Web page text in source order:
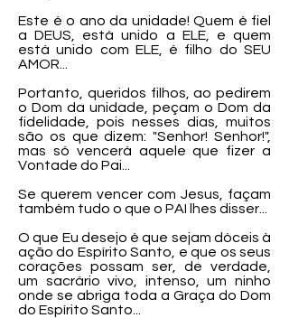
Este é o ano da unidade! Quem é fiel
a DEUS, está unido a ELE, e quem
está unido com ELE, é filho do SEU
AMOR...
Portanto, queridos filhos, ao pedirem
o Dom da unidade, peçam o Dom da
fidelidade, pois nesses dias, muitos
são os que dizem: "Senhor! Senhor!",
mas só vencerá aquele que fizer a
Vontade do Pai...
Se querem vencer com Jesus, façam
também tudo o que o PAI lhes disser...
O que Eu desejo é que sejam dóceis à
ação do Espírito Santo, e que os seus
corações possam ser, de verdade,
um sacrário vivo, intenso, um ninho
onde se abriga toda a Graça do Dom
do Espírito Santo...